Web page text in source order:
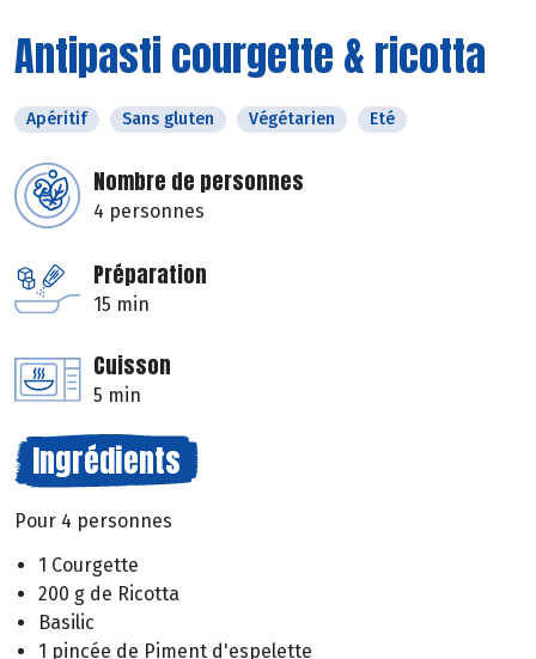
Antipasti courgette & ricotta
Apéritif Sans gluten Végétarien Eté
Nombre de personnes
4 personnes
Préparation
15 min
Cuisson
5 min
Ingrédients
Pour 4 personnes
1 Courgette
200 g de Ricotta
Basilic
1 pincée de Piment d'espelette